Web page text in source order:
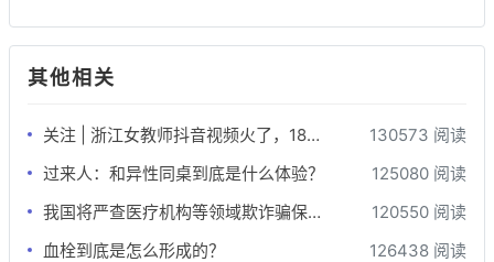
其他相关
关注 | 浙江女教师抖音视频火了，18万网友暴赞：做她的学生好幸福！
130573 阅读
过来人：和异性同桌到底是什么体验？
125080 阅读
我国将严查医疗机构等领域欺诈骗保行为
120550 阅读
血栓到底是怎么形成的？
126438 阅读